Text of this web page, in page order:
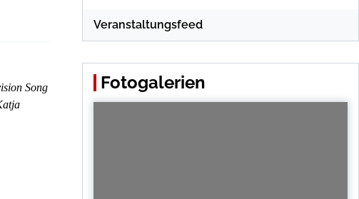
Song
Veranstaltungsfeed
Fotogalerien